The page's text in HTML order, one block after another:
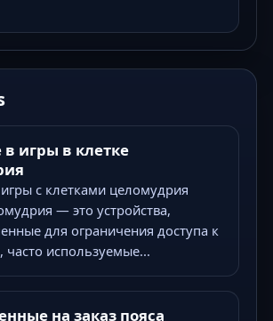
игры в клетке
с клетками целомудрия
— это устройства,
для ограничения доступа к
часто используемые...
на заказ пояса